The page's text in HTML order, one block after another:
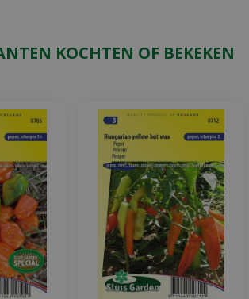
KOCHTEN OF BEKEKEN